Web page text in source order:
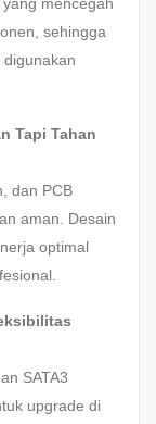
mencegah
sehingga
Tapi Tahan
dan PCB
aman. Desain
optimal
SATA3
upgrade di